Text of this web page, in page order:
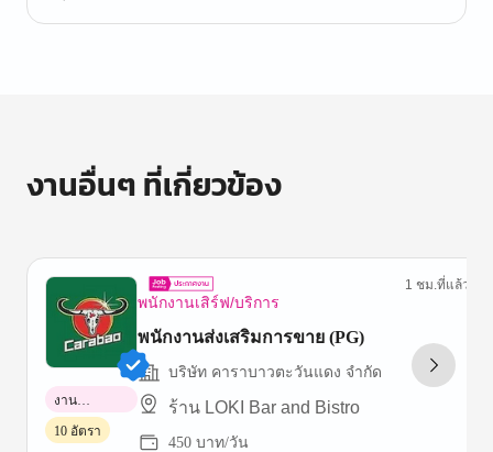
งานอื่นๆ ที่เกี่ยวข้อง
พนักงานเสิร์ฟ/บริการ
1 ชม.ที่แล้ว
พนักงานส่งเสริมการขาย (PG)
บริษัท คาราบาวตะวันแดง จำกัด
ร้าน LOKI Bar and Bistro
450 บาท/วัน
งาน
พาร์ทไทม์
10 อัตรา